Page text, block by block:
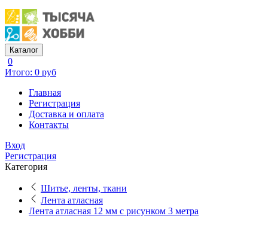
Каталог
0
Итого: 0 руб
Главная
Регистрация
Доставка и оплата
Контакты
Вход
Регистрация
Категория
Шитье, ленты, ткани
Лента атласная
Лента атласная 12 мм с рисунком 3 метра